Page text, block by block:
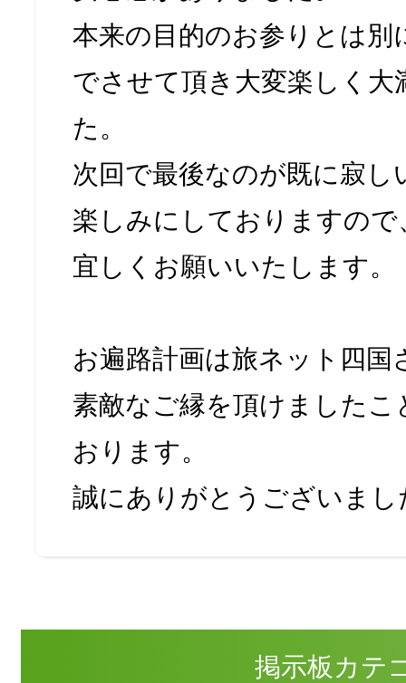
本来の目的のお参りとは別
でさせて頂き大変楽しく大
た。
次回で最後なのが既に寂し
楽しみにしておりますの
宜しくお願いいたします。
お遍路計画は旅ネット四国
素敵なご縁を頂けましたこ
おります。
誠にありがとうございまし
掲示板カテ